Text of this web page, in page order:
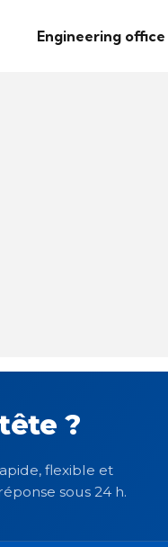
Engineering office
?
flexible et
sous 24 h.